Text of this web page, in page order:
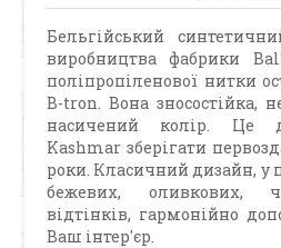
Бельгійський
виробництва фабрики
поліпропіленової нитки
B-tron. Вона зносостійка,
насичений колір. Це
Kashmar зберігати
роки. Класичний дизайн, у
бежевих, оливкових,
відтінків, гармонійно
Ваш інтер'єр.